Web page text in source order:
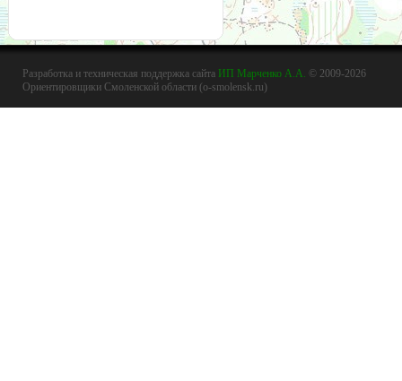
Разработка и техническая поддержка сайта ИП Марченко А.А. © 2009-2026
Ориентировщики Смоленской области (o-smolensk.ru)